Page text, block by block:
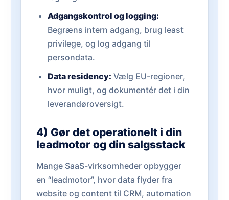
Adgangskontrol og logging:
Begræns intern adgang, brug least
privilege, og log adgang til
persondata.
Data residency: Vælg EU-regioner,
hvor muligt, og dokumentér det i din
leverandøroversigt.
4) Gør det operationelt i din
leadmotor og din salgsstack
Mange SaaS-virksomheder opbygger
en “leadmotor”, hvor data flyder fra
website og content til CRM, automation